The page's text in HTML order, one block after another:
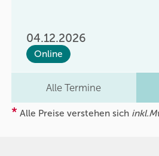
04.12.2026
Online
Alle Termine
* Alle Preise verstehen sich